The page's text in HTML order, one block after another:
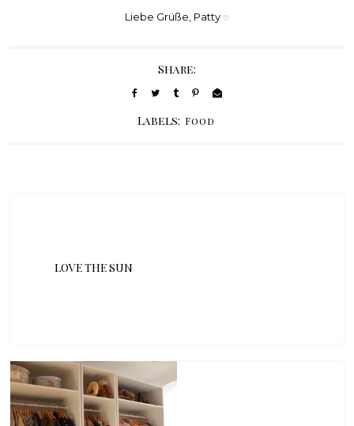
Liebe Grüße, Patty ♡
Share:
Labels: Food
LOVE THE SUN